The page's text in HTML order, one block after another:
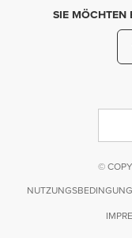
SIE MÖCHTEN
©